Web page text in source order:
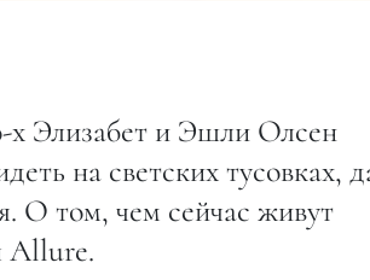
х Элизабет и Эшли Олсен
на светских тусовках,
О том, чем сейчас живут
Allure.